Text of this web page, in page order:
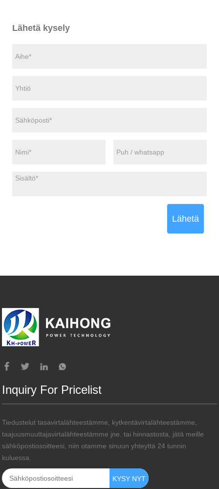
Lähetä kysely
Lähetä
Inquiry For Pricelist
Tiedustelut tasavirtalähteestämme, kytkentävirtalähteestämme,
taajuusmuuttajavirtalähteestämme jne. tai hinnastosta, jätä meille
sähköpostiosoitteesi, niin otamme sinuun yhteyttä 24 tunnin
kuluessa.